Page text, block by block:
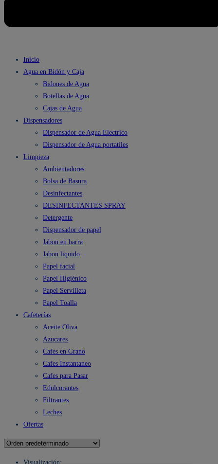
Inicio
Agua en Bidón y Caja
Bidones de Agua
Botellas de Agua
Cajas de Agua
Dispensadores
Dispensador de Agua Electrico
Dispensador de Agua portatiles
Limpieza
Ambientadores
Bolsa de Basura
Desinfectantes
DESINFECTANTES SPRAY
Detergente
Dispensador de papel
Jabon en barra
Jabon liquido
Papel facial
Papel Higiénico
Papel Servilleta
Papel Toalla
Cafeterías
Aceite Oliva
Azucares
Cafes en Grano
Cafes Instantaneo
Cafes para Pasar
Edulcorantes
Filtrantes
Leches
Ofertas
Visualización: